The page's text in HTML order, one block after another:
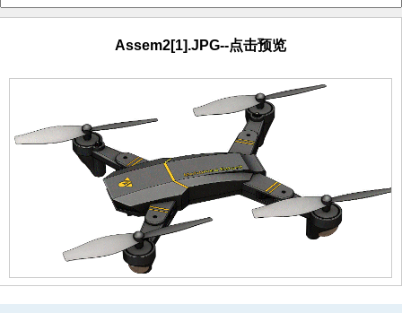
Assem2[1].JPG--点击预览